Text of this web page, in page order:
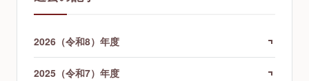
2026（令和8）年度
2025（令和7）年度